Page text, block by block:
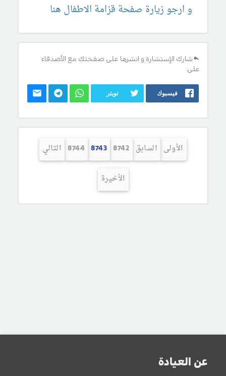
و ارجو زيارة صفحة قزامة الاطفال هنا
شارك الإستشارة و انشرها على صفحتك مع الأصدقاء
على:
فيسبوك تويتر
الأولى السابق 8742
8743
8744 التالي
الأخيرة
عن العيادة